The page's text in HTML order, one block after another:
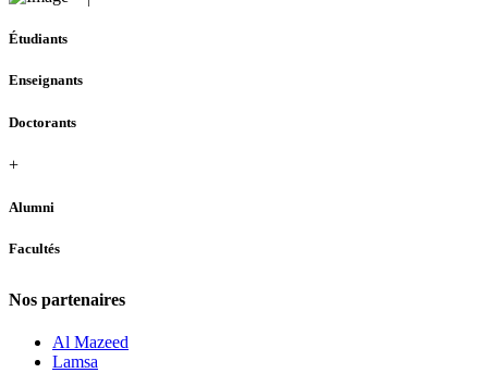
Étudiants
Enseignants
Doctorants
+
Alumni
Facultés
Nos partenaires
Al Mazeed
Lamsa